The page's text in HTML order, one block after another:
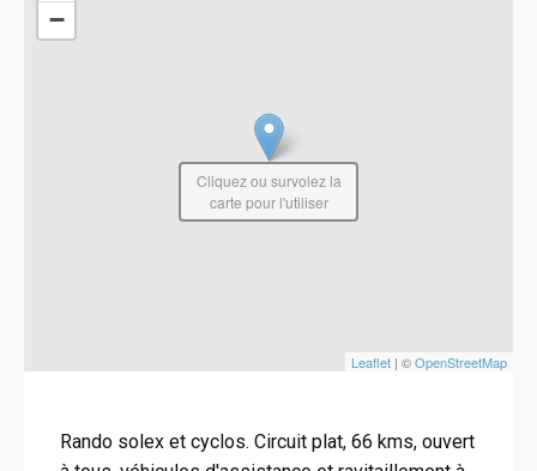
−
Leaflet | ©OpenStreetMap
Cliquez ou survolez la
carte pour l'utiliser
Rando solex et cyclos. Circuit plat, 66 kms, ouvert